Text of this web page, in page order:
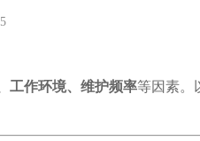
工作环境、维护频率等因素。